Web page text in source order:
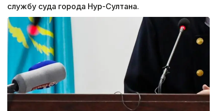
службу суда города Нур-Султана.